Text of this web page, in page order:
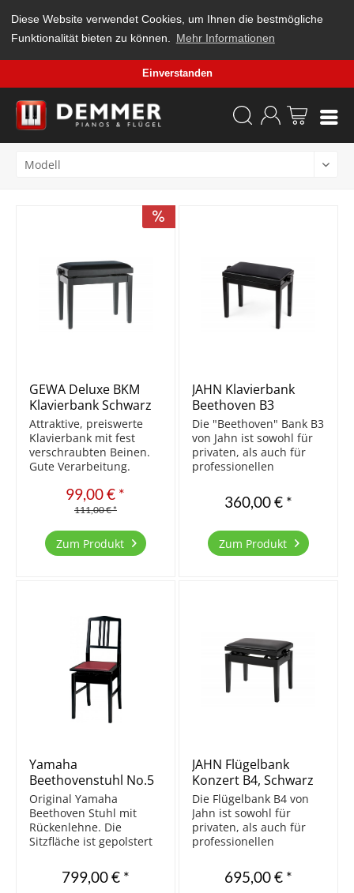
Diese Website verwendet Cookies, um Ihnen die bestmögliche
Funktionalität bieten zu können.
Mehr Informationen
Einverstanden
GEWA Deluxe BKM
Klavierbank Schwarz
matt/Schwarz
Attraktive, preiswerte
Klavierbank mit fest
verschraubten Beinen.
Gute Verarbeitung.
preiswerten Bänke.
Massivholz Sitzfläche
M10 Schraubdübel mit
Gestell fixiert stufenlos
99,00 € *
111,00 € *
Zum Produkt
JAHN Klavierbank
Beethoven B3
Die "Beethoven" Bank B3
von Jahn ist sowohl für
privaten, als auch für
professionellen
Design entspricht dem
einer klassischen
wird in Europa aus
massivem Buchenholz
360,00 € *
Zum Produkt
Yamaha
Beethovenstuhl No.5
Original Yamaha
Beethoven Stuhl mit
Rückenlehne. Die
Sitzfläche ist gepolstert
Echtleder in der Farbe
Bordeaux. Die
799,00 € *
JAHN Flügelbank
Konzert B4, Schwarz
poliert
Die Flügelbank B4 von
Jahn ist sowohl für
privaten, als auch für
professionellen
Design entspricht dem
einer klassischen
695,00 € *